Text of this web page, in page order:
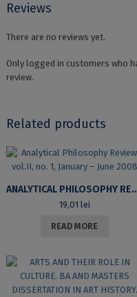
Reviews
There are no reviews yet.
Only logged in customers who
review.
Related products
ANALYTICAL PHILOSOPHY
19,01 lei
READ MORE